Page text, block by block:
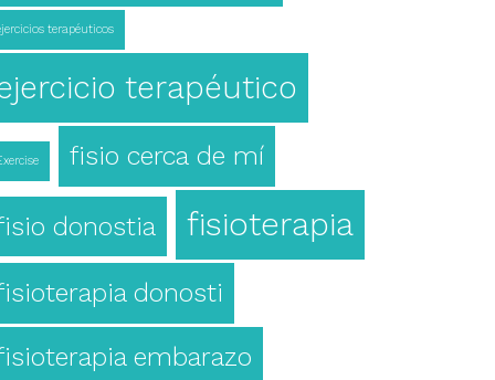
terapéuticos
terapéutico
fisio cerca de mí
donostia fisioterapia
donosti
embarazo